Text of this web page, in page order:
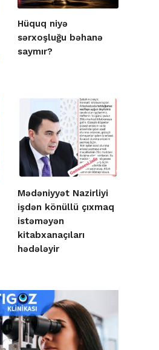
Hüquq niyə
sərxoşluğu bəhanə
saymır?
Mədəniyyət Nazirliyi
işdən könüllü çıxmaq
istəməyən
kitabxanaçıları
hədələyir